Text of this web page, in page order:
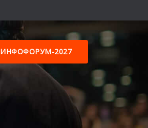
ИНФОФОРУМ-2027